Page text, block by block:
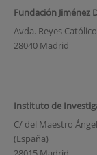
Fundación Jiménez
Avda. Reyes
28040 Madrid
Instituto de
C/ del Maestro
(España)